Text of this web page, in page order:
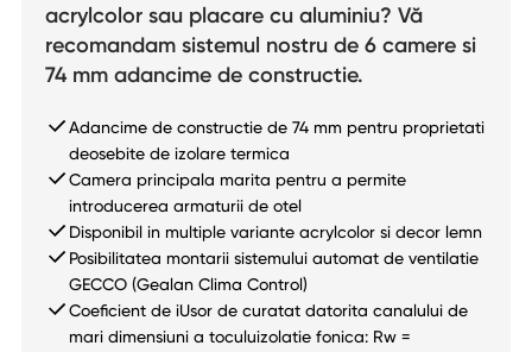
acrylcolor sau placare cu aluminiu? Vă
recomandam sistemul nostru de 6 camere si
74 mm adancime de constructie.
Adancime de constructie de 74 mm pentru proprietati
deosebite de izolare termica
Camera principala marita pentru a permite
introducerea armaturii de otel
Disponibil in multiple variante acrylcolor si decor lemn
Posibilitatea montarii sistemului automat de ventilatie
GECCO (Gealan Clima Control)
Coeficient de iUsor de curatat datorita canalului de
mari dimensiuni a toculuizolatie fonica: Rw =